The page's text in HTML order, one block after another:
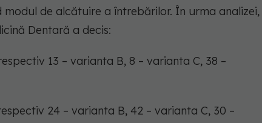
de alcătuire a întrebărilor. În urma analizei,
Dentară a decis:
13 – varianta B, 8 – varianta C, 38 –
24 – varianta B, 42 – varianta C, 30 –